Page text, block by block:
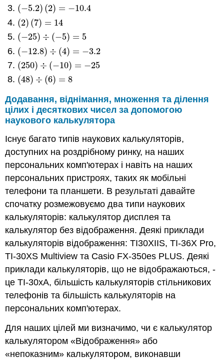
(−5.2) (2) = −10.4
(−5.2)( 2)= −10.4
(2) (7) = 14
(2) (7)=14
(−25) ÷ (−5) = 5
(−25)÷(−5)=5
(−12.8) ÷ (4) = −3.2
(−12.8)÷(4)=−3.2
(250) ÷ (−10) = −25
(250) ÷( −10)=−25
(48) ÷ (6) = 8
(48) ÷(6)=8
Додавання, віднімання, множення та ділення
цілих і десяткових чисел за допомогою
наукового калькулятора
Існує багато типів наукових калькуляторів,
доступних на роздрібному ринку, на наших
персональних комп'ютерах і навіть на наших
персональних пристроях, таких як мобільні
телефони та планшети. В результаті давайте
спочатку розмежовуємо два типи наукових
калькуляторів: калькулятор дисплея та
калькулятор без відображення. Деякі приклади
калькуляторів відображення: TI30XIIS, TI-36X Pro,
TI-30XS Multiview та Casio FX-350es PLUS. Деякі
приклади калькуляторів, що не відображаються, -
це TI-30xA, більшість калькуляторів стільникових
телефонів та більшість калькуляторів на
персональних комп'ютерах.
Для наших цілей ми визначимо, чи є калькулятор
калькулятором «Відображення» або
«непоказним» калькулятором, виконавши